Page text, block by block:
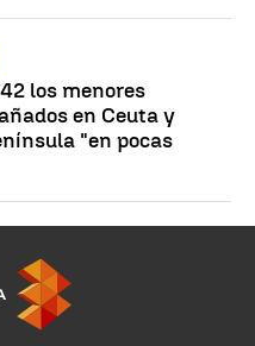
los menores
en Ceuta y
"en pocas